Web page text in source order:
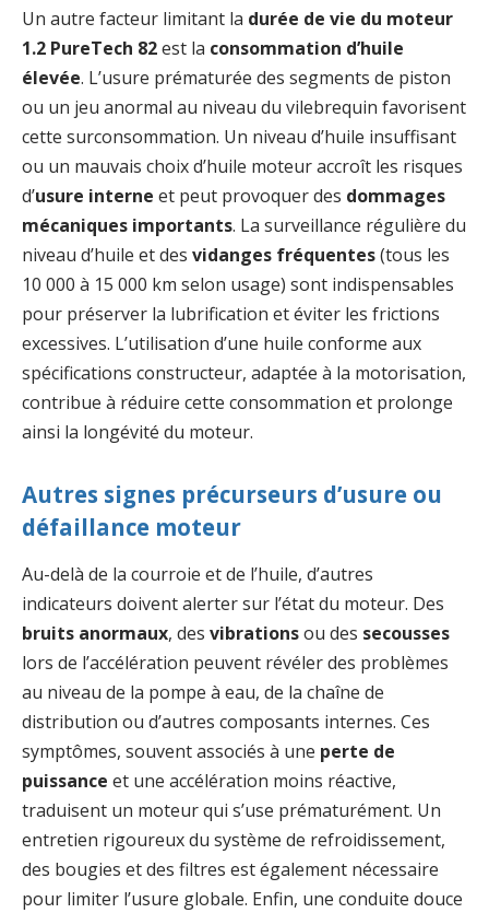
Un autre facteur limitant la durée de vie du moteur
1.2 PureTech 82est la consommation d’huile
élevée. L’usure prématurée des segments de piston
ou un jeu anormal au niveau du vilebrequin favorisent
cette surconsommation. Un niveau d’huile insuffisant
ou un mauvais choix d’huile moteur accroît les risques
d’usure interne et peut provoquer des dommages
mécaniques importants. La surveillance régulière du
niveau d’huile et des vidanges fréquentes(tous les
10 000 à 15 000 km selon usage) sont indispensables
pour préserver la lubrification et éviter les frictions
excessives. L’utilisation d’une huile conforme aux
spécifications constructeur, adaptée à la motorisation,
contribue à réduire cette consommation et prolonge
ainsi la longévité du moteur.
Autres signes précurseurs d’usure ou
défaillance moteur
Au-delà de la courroie et de l’huile, d’autres
indicateurs doivent alerter sur l’état du moteur. Des
bruits anormaux, des vibrationsou des secousses
lors de l’accélération peuvent révéler des problèmes
au niveau de la pompe à eau, de la chaîne de
distribution ou d’autres composants internes. Ces
symptômes, souvent associés à une perte de
puissance et une accélération moins réactive,
traduisent un moteur qui s’use prématurément. Un
entretien rigoureux du système de refroidissement,
des bougies et des filtres est également nécessaire
pour limiter l’usure globale. Enfin, une conduite douce